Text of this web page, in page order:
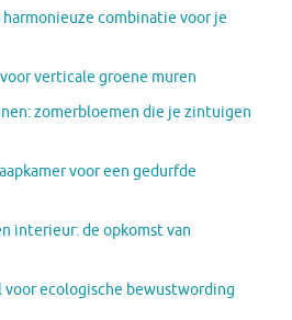
combinatie voor je
verticale groene muren
zomerbloemen die je zintuigen
voor een gedurfde
interieur: de opkomst van
ecologische bewustwording